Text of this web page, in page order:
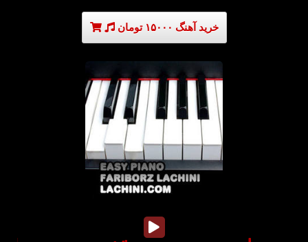
خرید آهنگ ۱۵۰۰۰ تومان